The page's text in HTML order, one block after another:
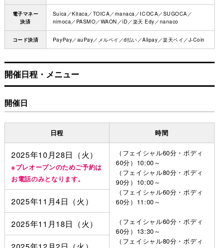
電子マネー
決済
Suica／Kitaca／TOICA／manaca／ICOCA／SUGOCA／
nimoca／PASMO／WAON／iD／楽天 Edy／nanaco
コード決済 PayPay／auPay／メルペイ／d払い／Alipay／楽天ペイ／J-Coin
開催日程・メニュー
開催日
日程 時間
2025年10月28日（火）
※プレオープンのためご予約は
お電話のみとなります。
（フェイシャル60分・ボディ
60分）10:00～
（フェイシャル80分・ボディ
90分）10:00～
（フェイシャル60分・ボディ
60分）11:00～
（フェイシャル60分・ボディ
60分）13:30～
（フェイシャル80分・ボディ
2025年11月4日（火）
2025年11月18日（火）
2025年12月2日（火）